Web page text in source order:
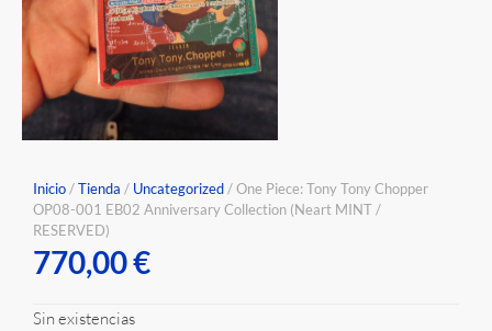
Inicio/Tienda / Uncategorized/ One Piece: Tony Tony Chopper
OP08-001 EB02 Anniversary Collection (Neart MINT /
RESERVED)
770,00€
Sin existencias